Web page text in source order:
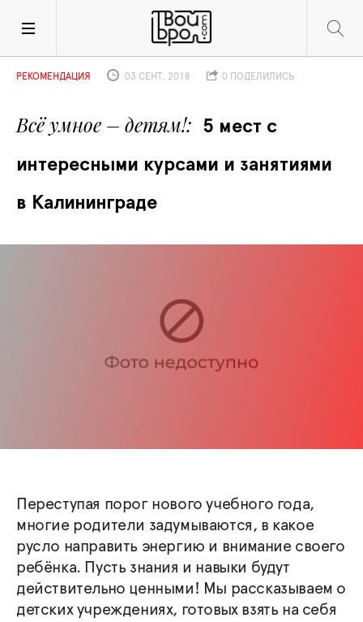
Всё умное – детям!
5 мест с
интересными курсами и занятиями
в Калининграде
РЕКОМЕНДАЦИЯ 03 СЕНТ. 2018 0 ПОДЕЛИЛИСЬ
Переступая порог нового учебного года,
многие родители задумываются, в какое
русло направить энергию и внимание своего
ребёнка. Пусть знания и навыки будут
действительно ценными! Мы рассказываем о
детских учреждениях, готовых взять на себя